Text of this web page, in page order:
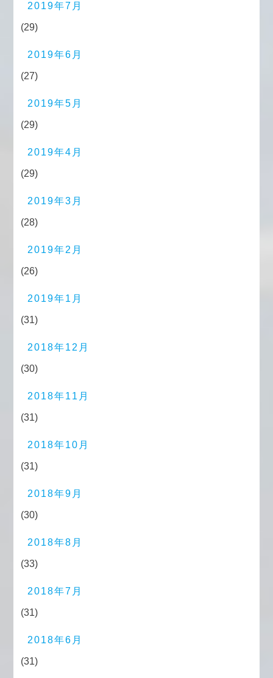
2019年7月
(29)
2019年6月
(27)
2019年5月
(29)
2019年4月
(29)
2019年3月
(28)
2019年2月
(26)
2019年1月
(31)
2018年12月
(30)
2018年11月
(31)
2018年10月
(31)
2018年9月
(30)
2018年8月
(33)
2018年7月
(31)
2018年6月
(31)